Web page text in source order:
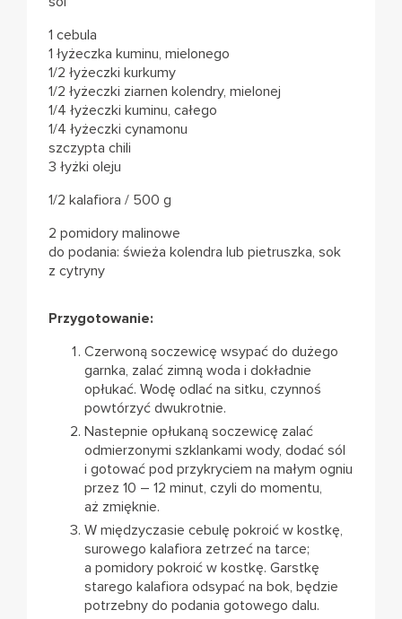
1 cebula
1 łyżeczka kuminu, mielonego
1/2 łyżeczki kurkumy
1/2 łyżeczki ziarnen kolendry, mielonej
1/4 łyżeczki kuminu, całego
1/4 łyżeczki cynamonu
szczypta chili
3 łyżki oleju
1/2 kalafiora / 500 g
2 pomidory malinowe
do podania: świeża kolendra lub pietruszka, sok
z cytryny
Przygotowanie:
Czerwoną soczewicę wsypać do dużego
garnka, zalać zimną woda i dokładnie
opłukać. Wodę odlać na sitku, czynnoś
powtórzyć dwukrotnie.
Nastepnie opłukaną soczewicę zalać
odmierzonymi szklankami wody, dodać sól
i gotować pod przykryciem na małym ogniu
przez 10 – 12 minut, czyli do momentu,
aż zmięknie.
W międzyczasie cebulę pokroić w kostkę,
surowego kalafiora zetrzeć na tarce;
a pomidory pokroić w kostkę. Garstkę
starego kalafiora odsypać na bok, będzie
potrzebny do podania gotowego dalu.